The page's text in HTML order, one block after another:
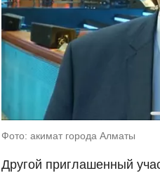
Фото: акимат города Алматы
Другой приглашенный